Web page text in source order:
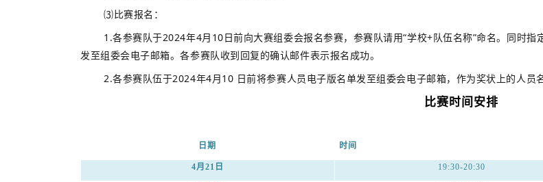
⑶比赛报名：
1.各参赛队于2024年4月10日前向大赛组委会报名参赛，参赛队请用“学校+队伍名称”命名。同时
发至组委会电子邮箱。各参赛队收到回复的确认邮件表示报名成功。
2.各参赛队伍于2024年4月10 日前将参赛人员电子版名单发至组委会电子邮箱，作为奖状上的人员名
比赛时间安排
日期 时间
4月21日 19:30-20:30